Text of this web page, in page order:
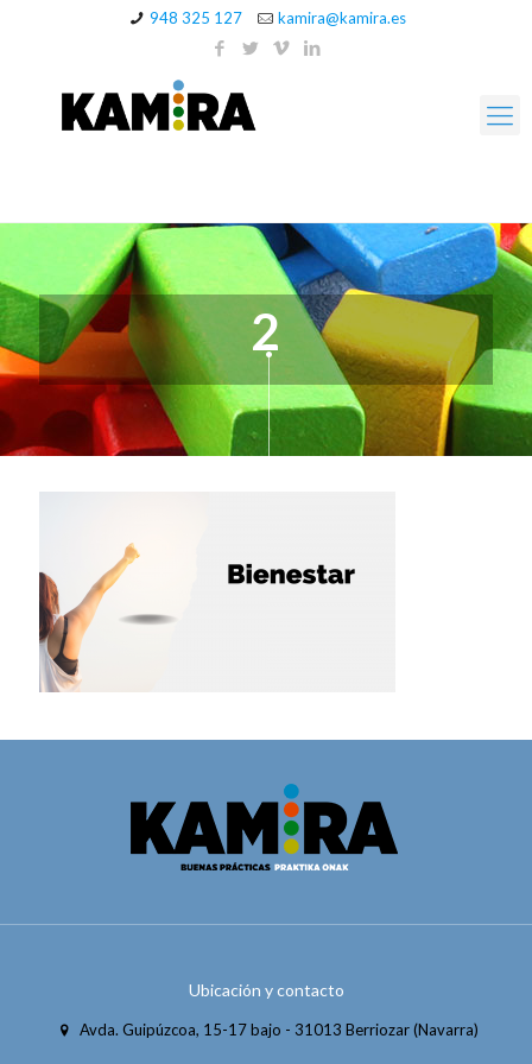
948 325 127 kamira@kamira.es
2
Ubicación y contacto
Avda. Guipúzcoa, 15-17 bajo - 31013 Berriozar (Navarra)